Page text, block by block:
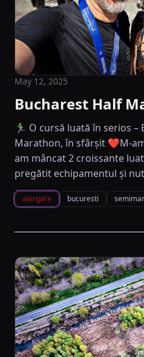
May 12, 2025
Bucharest Half
🏃‍♂️ O cursă luată în serios
Marathon, în sfârșit ❤️M-
am mâncat 2 croissante
pregătit echipamentul și
alergare bucuresti